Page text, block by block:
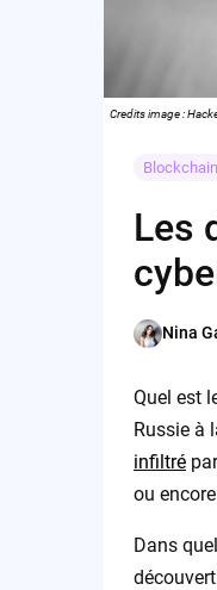
Credits image :
Blockchain
Les
Posted
Nina
Quel est
Russie à
infiltré
ou
Dans